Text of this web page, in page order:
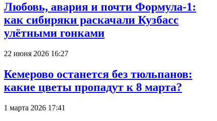
Любовь, авария и почти Формула-1:
как сибиряки раскачали Кузбасс
улётными гонками
22 июня 2026 16:27
Кемерово останется без тюльпанов:
какие цветы пропадут к 8 марта?
1 марта 2026 17:41